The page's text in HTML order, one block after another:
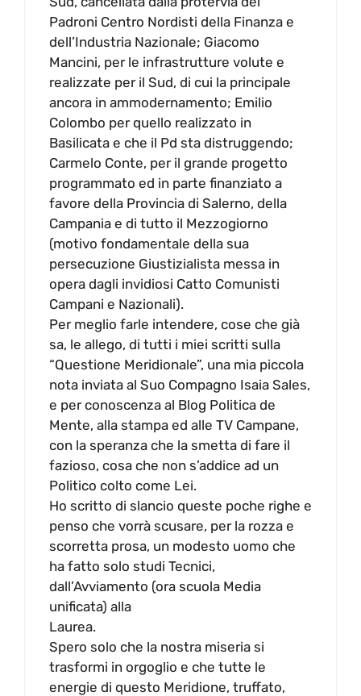
Padroni Centro Nordisti della Finanza e
dell’Industria Nazionale; Giacomo
Mancini, per le infrastrutture volute e
realizzate per il Sud, di cui la principale
ancora in ammodernamento; Emilio
Colombo per quello realizzato in
Basilicata e che il Pd sta distruggendo;
Carmelo Conte, per il grande progetto
programmato ed in parte finanziato a
favore della Provincia di Salerno, della
Campania e di tutto il Mezzogiorno
(motivo fondamentale della sua
persecuzione Giustizialista messa in
opera dagli invidiosi Catto Comunisti
Campani e Nazionali).
Per meglio farle intendere, cose che già
sa, le allego, di tutti i miei scritti sulla
“Questione Meridionale”, una mia piccola
nota inviata al Suo Compagno Isaia Sales,
e per conoscenza al Blog Politica de
Mente, alla stampa ed alle TV Campane,
con la speranza che la smetta di fare il
fazioso, cosa che non s’addice ad un
Politico colto come Lei.
Ho scritto di slancio queste poche righe e
penso che vorrà scusare, per la rozza e
scorretta prosa, un modesto uomo che
ha fatto solo studi Tecnici,
dall’Avviamento (ora scuola Media
unificata) alla
Laurea.
Spero solo che la nostra miseria si
trasformi in orgoglio e che tutte le
energie di questo Meridione, truffato,